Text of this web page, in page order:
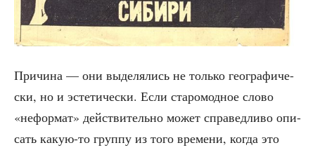
При­чи­на — они выде­ля­лись не толь­ко гео­гра­фи­че­
ски, но и эсте­ти­че­ски. Если ста­ро­мод­ное сло­во
«нефор­мат» дей­стви­тель­но может спра­вед­ли­во опи­
сать какую-то груп­пу из того вре­ме­ни, когда это